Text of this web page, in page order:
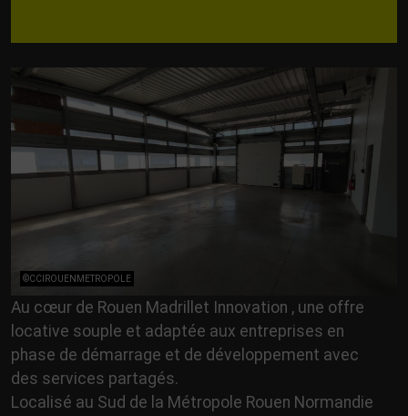
©CCIROUENMETROPOLE
Au cœur de Rouen Madrillet Innovation , une offre
locative souple et adaptée aux entreprises en
phase de démarrage et de développement avec
des services partagés.
Localisé au Sud de la Métropole Rouen Normandie